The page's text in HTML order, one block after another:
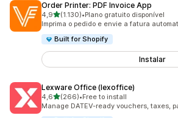
Order Printer: PDF Invoice App
4,9de 5 estrelas
(1.130)
1130 avaliações ao todo
•Plano gratuito disponível
Imprima o pedido e envie a fatura
Built for Shopify
Instalar
Lexware Office (lexoffice)
4,6de 5 estrelas
(266)
266 avaliações ao todo
•Free to install
Manage DATEV-ready vouchers, taxes,